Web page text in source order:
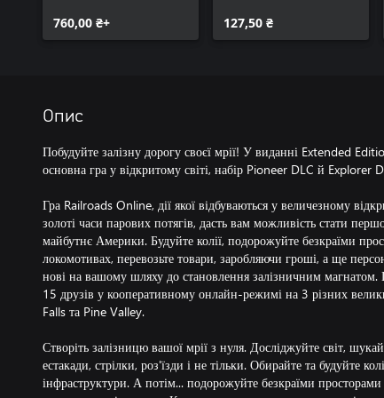
760,00 ₴+ 127,50 ₴
Опис
Побудуйте залізну дорогу своєї мрії! У виданні Extended
основна гра у відкритому світі, набір Pioneer DLC й Explorer
Гра Railroads Online, дії якої відбуваються у величезному
золоті часи парових потягів, дасть вам можливість стати
майбутнє Америки. Будуйте колії, подорожуйте безкраїми
локомотивах, перевозьте товари, заробляючи гроші, а ще
нові на вашому шляху до становлення залізничним магнатом.
15 друзів у кооперативному онлайн-режимі на 3 різних
Falls та Pine Valley.
Створіть залізницю вашої мрії з нуля. Досліджуйте світ,
естакади, стрілки, роз'їзди і не тільки. Обирайте та будуйте
інфраструктури. А потім... подорожуйте безкраїми